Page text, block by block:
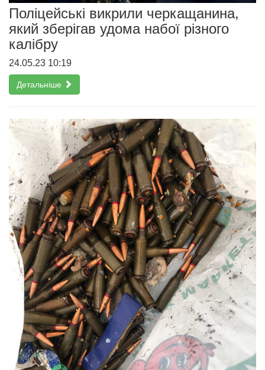
Поліцейські викрили черкащанина,
який зберігав удома набої різного
калібру
24.05.23 10:19
Детальніше